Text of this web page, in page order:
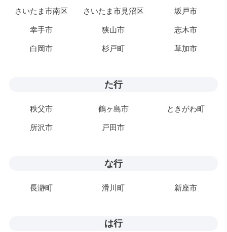
さいたま市南区 さいたま市見沼区 坂戸市
幸手市 狭山市 志木市
白岡市 杉戸町 草加市
た行
秩父市 鶴ヶ島市 ときがわ町
所沢市 戸田市
な行
長瀞町 滑川町 新座市
は行